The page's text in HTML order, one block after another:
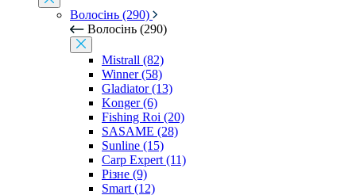
Волосінь (290)
Волосінь (290)
Mistrall (82)
Winner (58)
Gladiator (13)
Konger (6)
Fishing Roi (20)
SASAME (28)
Sunline (15)
Carp Expert (11)
Різне (9)
Smart (12)